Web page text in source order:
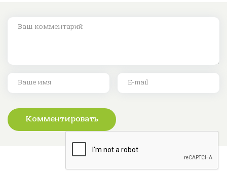
Комментировать